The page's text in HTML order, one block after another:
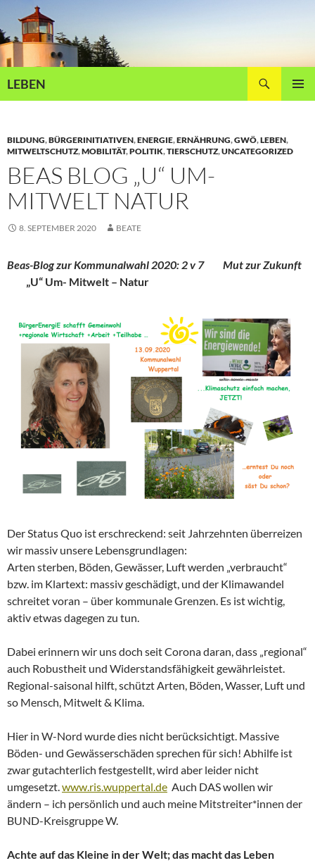
Inhalt
springen
LEBEN
BILDUNG,BÜRGERINITIATIVEN,ENERGIE,ERNÄHRUNG,GWÖ,LEBEN,
MITWELTSCHUTZ,MOBILITÄT,POLITIK,TIERSCHUTZ,UNCATEGORIZED
BEAS BLOG „U“ UM-
MITWELT NATUR
8. SEPTEMBER 2020 BEATE
Beas-Blog zur Kommunalwahl 2020: 2 v 7 MutzurZukunft
„U“ Um- Mitwelt – Natur
Der Status Quo ist erschreckend: seit Jahrzehnten überreizen
wir massiv unsere Lebensgrundlagen:
Arten sterben, Böden, Gewässer, Luft werden „verbraucht“
bzw. im Klartext: massiv geschädigt, und der Klimawandel
schreitet voran – über kommunale Grenzen. Es ist wichtig,
aktiv etwas dagegen zu tun.
Dabei erinnern wir uns doch seit Corona daran, dass „regional“
auch Robustheit und Widerstandsfähigkeit gewährleistet.
Regional-saisonal hilft, schützt Arten, Böden, Wasser, Luft und
so Mensch, Mitwelt & Klima.
Hier in W-Nord wurde dies nicht berücksichtigt. Massive
Böden- und Gewässerschäden sprechen für sich! Abhilfe ist
zwar gutachterlich festgestellt, wird aber leider nicht
umgesetzt. www.ris.wuppertal.de Auch DAS wollen wir
ändern – ich persönlich und auch meine Mitstreiter*innen der
BUND-Kreisgruppe W.
Achte auf das Kleine in der Welt; das macht das Leben